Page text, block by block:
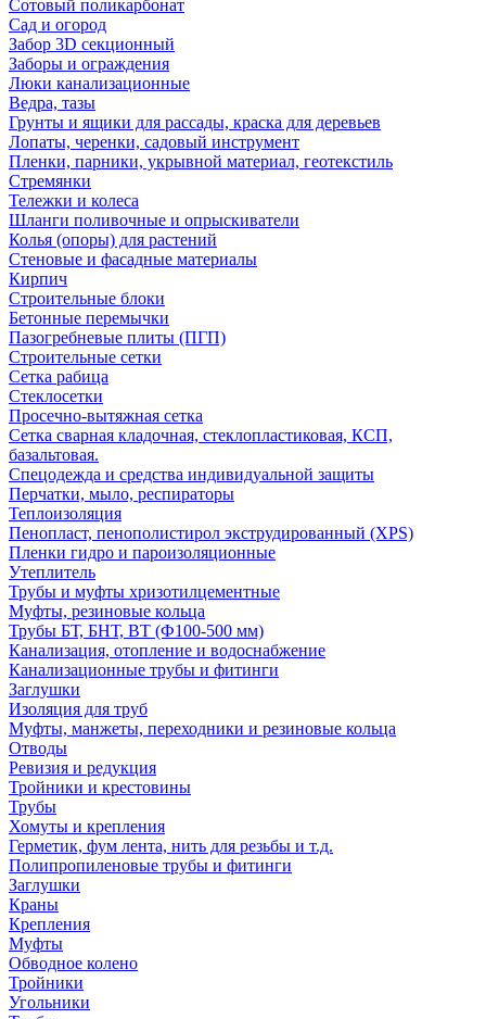
Сотовый поликарбонат
Сад и огород
Забор 3D секционный
Заборы и ограждения
Люки канализационные
Ведра, тазы
Грунты и ящики для рассады, краска для деревьев
Лопаты, черенки, садовый инструмент
Пленки, парники, укрывной материал, геотекстиль
Стремянки
Тележки и колеса
Шланги поливочные и опрыскиватели
Колья (опоры) для растений
Стеновые и фасадные материалы
Кирпич
Строительные блоки
Бетонные перемычки
Пазогребневые плиты (ПГП)
Строительные сетки
Сетка рабица
Стеклосетки
Просечно-вытяжная сетка
Сетка сварная кладочная, стеклопластиковая, КСП,
базальтовая.
Спецодежда и средства индивидуальной защиты
Перчатки, мыло, респираторы
Теплоизоляция
Пенопласт, пенополистирол экструдированный (XPS)
Пленки гидро и пароизоляционные
Утеплитель
Трубы и муфты хризотилцементные
Муфты, резиновые кольца
Трубы БТ, БНТ, ВТ (Ф100-500 мм)
Канализация, отопление и водоснабжение
Канализационные трубы и фитинги
Заглушки
Изоляция для труб
Муфты, манжеты, переходники и резиновые кольца
Отводы
Ревизия и редукция
Тройники и крестовины
Трубы
Хомуты и крепления
Герметик, фум лента, нить для резьбы и т.д.
Полипропиленовые трубы и фитинги
Заглушки
Краны
Крепления
Муфты
Обводное колено
Тройники
Угольники